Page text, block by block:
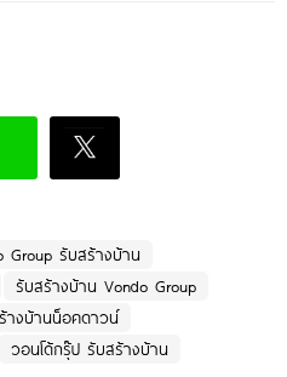
Group รับสร้างบ้าน
รับสร้างบ้าน Vondo Group
างบ้านน็อคดาวน์
วอนโด้กรุ๊ป รับสร้างบ้าน